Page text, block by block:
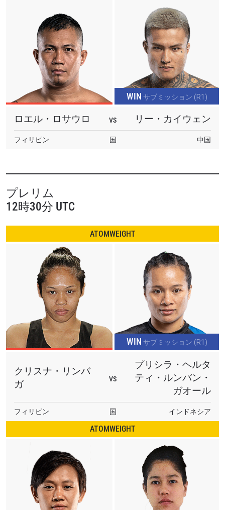
WIN サブミッション (R1)
ロエル・ロサウロ VS リー・カイウェン
フィリピン 国 中国
プレリム
12時30分 UTC
ATOMWEIGHT
WIN サブミッション (R1)
クリスナ・リンバ
ガ
VS
プリシラ・ヘルタ
ティ・ルンバン・
ガオール
フィリピン 国 インドネシア
ATOMWEIGHT